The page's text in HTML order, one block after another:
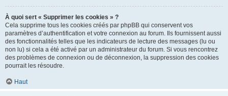
À quoi sert « Supprimer les cookies » ?
Cela supprime tous les cookies créés par phpBB qui conservent vos
paramètres d’authentification et votre connexion au forum. Ils fournissent aussi
des fonctionnalités telles que les indicateurs de lecture des messages (lu ou
non lu) si cela a été activé par un administrateur du forum. Si vous rencontrez
des problèmes de connexion ou de déconnexion, la suppression des cookies
pourrait les résoudre.
Haut